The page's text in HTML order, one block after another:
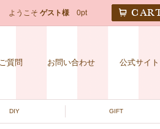
ようこそ ゲスト様 0pt
質問 お問い合わせ 公式サイト
DIY GIFT